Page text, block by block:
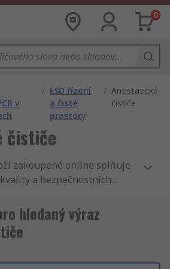
0
v
/ ESD řízení
a čisté
prostory
/ Antistatické
čističe
čističe
zakoupené online splňuje
a bezpečnostních
Antistatické přípravky na
– pro čisté
čisté prostory a
jsou velmi rychlé a
hledaný výraz